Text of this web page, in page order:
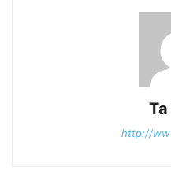
Ta
http://